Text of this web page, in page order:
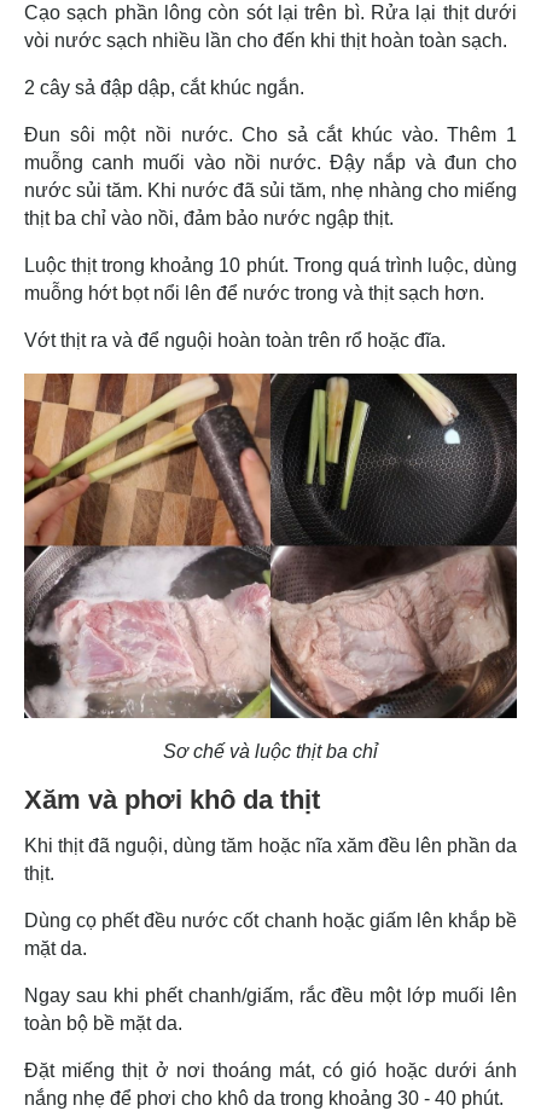
Cạo sạch phần lông còn sót lại trên bì. Rửa lại thịt dưới
vòi nước sạch nhiều lần cho đến khi thịt hoàn toàn sạch.
2 cây sả đập dập, cắt khúc ngắn.
Đun sôi một nồi nước. Cho sả cắt khúc vào. Thêm 1
muỗng canh muối vào nồi nước. Đậy nắp và đun cho
nước sủi tăm. Khi nước đã sủi tăm, nhẹ nhàng cho miếng
thịt ba chỉ vào nồi, đảm bảo nước ngập thịt.
Luộc thịt trong khoảng 10 phút. Trong quá trình luộc, dùng
muỗng hớt bọt nổi lên để nước trong và thịt sạch hơn.
Vớt thịt ra và để nguội hoàn toàn trên rổ hoặc đĩa.
Sơ chế và luộc thịt ba chỉ
Xăm và phơi khô da thịt
Khi thịt đã nguội, dùng tăm hoặc nĩa xăm đều lên phần da
thịt.
Dùng cọ phết đều nước cốt chanh hoặc giấm lên khắp bề
mặt da.
Ngay sau khi phết chanh/giấm, rắc đều một lớp muối lên
toàn bộ bề mặt da.
Đặt miếng thịt ở nơi thoáng mát, có gió hoặc dưới ánh
nắng nhẹ để phơi cho khô da trong khoảng 30 - 40 phút.